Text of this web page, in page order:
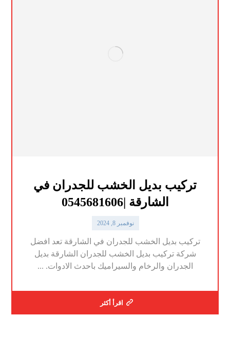
تركيب بديل الخشب للجدران في
الشارقة |0545681606
نوفمبر 8, 2024
تركيب بديل الخشب للجدران في الشارقة تعد افضل
شركة تركيب بديل الخشب للجدران الشارقة بديل
الجدران والرخام والسيراميك باحدث الادوات. ...
اقرأ أكثر